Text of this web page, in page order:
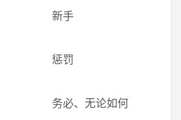
） 新手
） 惩罚
务必、无论如何